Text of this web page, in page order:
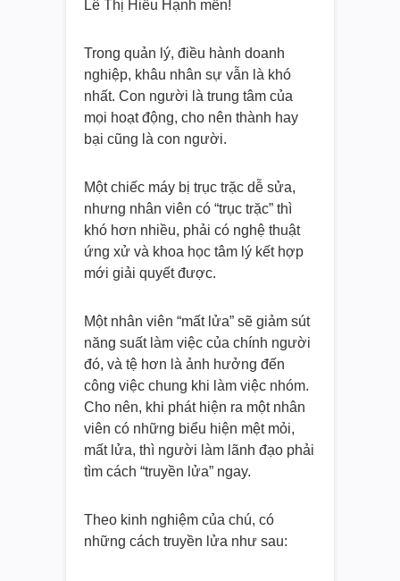
Lê Thị Hiếu Hạnh mến!
Trong quản lý, điều hành doanh
nghiệp, khâu nhân sự vẫn là khó
nhất. Con người là trung tâm của
mọi hoạt động, cho nên thành hay
bại cũng là con người.
Một chiếc máy bị trục trặc dễ sửa,
nhưng nhân viên có “trục trặc” thì
khó hơn nhiều, phải có nghệ thuật
ứng xử và khoa học tâm lý kết hợp
mới giải quyết được.
Một nhân viên “mất lửa” sẽ giảm sút
năng suất làm việc của chính người
đó, và tệ hơn là ảnh hưởng đến
công việc chung khi làm việc nhóm.
Cho nên, khi phát hiện ra một nhân
viên có những biểu hiện mệt mỏi,
mất lửa, thì người làm lãnh đạo phải
tìm cách “truyền lửa” ngay.
Theo kinh nghiệm của chú, có
những cách truyền lửa như sau: